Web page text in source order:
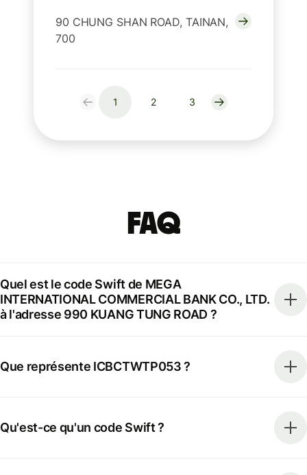
90 CHUNG SHAN ROAD, TAINAN,
700
1 2 3
FAQ
Quel est le code Swift de MEGA
INTERNATIONAL COMMERCIAL BANK CO., LTD.
à l'adresse 990 KUANG TUNG ROAD ?
Que représente ICBCTWTP053 ?
Qu'est-ce qu'un code Swift ?